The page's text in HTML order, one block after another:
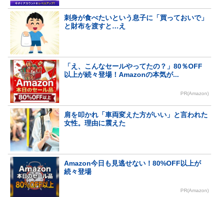
刺身が食べたいという息子に「買っておいで」
と財布を渡すと…え
「え、こんなセールやってたの？」80％OFF
以上が続々登場！Amazonの本気が...
PR(Amazon)
肩を叩かれ「車両変えた方がいい」と言われた
女性。理由に震えた
Amazon今日も見逃せない！80%OFF以上が
続々登場
PR(Amazon)